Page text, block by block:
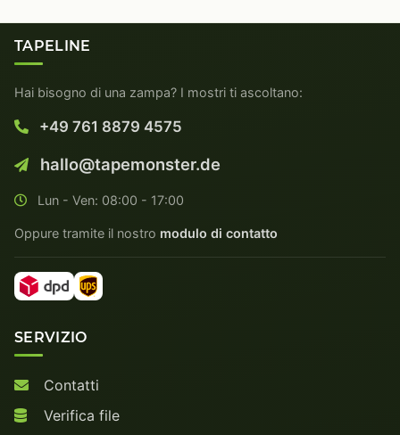
TAPELINE
Hai bisogno di una zampa? I mostri ti ascoltano:
+49 761 8879 4575
hallo@tapemonster.de
Lun - Ven: 08:00 - 17:00
Oppure tramite il nostro modulo di contatto
SERVIZIO
Contatti
Verifica file